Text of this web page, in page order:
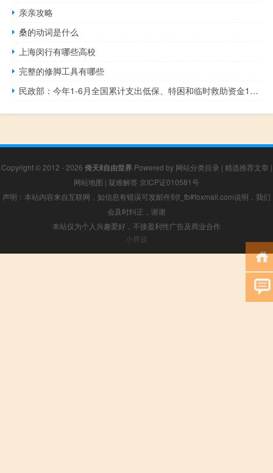
亲亲攻略
桑的动词是什么
上海闵行有哪些高校
完整的修脚工具有哪些
民政部：今年1-6月全国累计支出低保、特困和临时救助资金1265亿元
Copyright © 2012 - 2026 倚天Ⅱ自由世界Powered by 网站分类目录 | 精选推荐文章 |
网站地图 | 疑难解答 京ICP证010581号
声明：本站内容来自互联网，如信息有错误可发邮件到f_fb#foxmail.com说明，我们
会及时纠正，谢谢
本站仅为个人兴趣爱好，不接盈利性广告及商业合作
小男孩